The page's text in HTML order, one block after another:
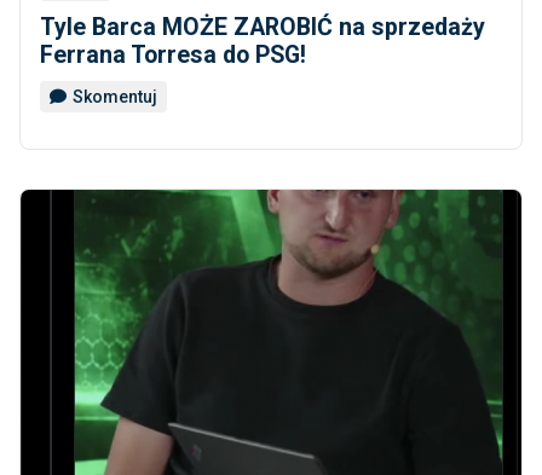
Tyle Barca MOŻE ZAROBIĆ na sprzedaży
Ferrana Torresa do PSG!
Skomentuj